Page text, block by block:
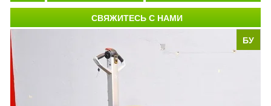
БУ
СВЯЖИТЕСЬ С НАМИ